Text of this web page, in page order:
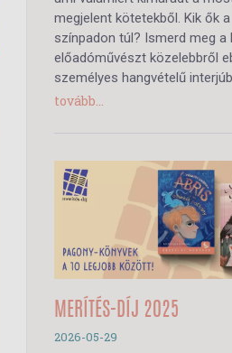
megjelent kötetekből. Kik ők a
színpadon túl? Ismerd meg a
előadóművészt közelebbről
személyes hangvételű
tovább...
MERÍTÉS-DÍJ 2025
2026-05-29